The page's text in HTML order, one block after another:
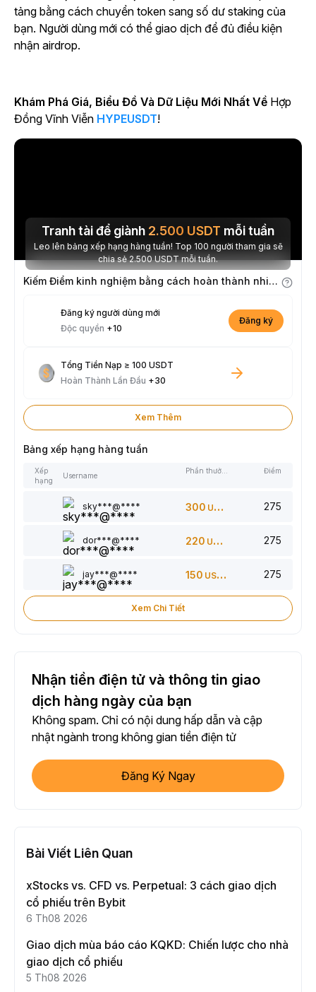
tảng bằng cách chuyển token sang số dư staking của
bạn. Người dùng mới có thể giao dịch để đủ điều kiện
nhận airdrop.
Khám Phá Giá, Biểu Đồ Và Dữ Liệu Mới Nhất Về Hợp
Đồng Vĩnh Viễn HYPEUSDT!
Tranh tài để giành 2.500 USDT mỗi tuần
Leo lên bảng xếp hạng hàng tuần! Top 100 người tham gia sẽ
chia sẻ 2.500 USDT mỗi tuần.
Kiếm Điểm kinh nghiệm bằng cách hoàn thành nhiệm vụ
Đăng ký người dùng mới
Độc quyền +10
Đăng ký
Tổng Tiền Nạp ≥ 100 USDT
Hoàn Thành Lần Đầu +30
Xem Thêm
Bảng xếp hạng hàng tuần
Xếp
hạng
Username
Điểm
sky***@**** 300 USDT 275
dor***@**** 220 USDT 275
jay***@**** 150 USDT 275
Xem Chi Tiết
Nhận tiền điện tử và thông tin giao
dịch hàng ngày của bạn
Không spam. Chỉ có nội dung hấp dẫn và cập
nhật ngành trong không gian tiền điện tử
Đăng Ký Ngay
Bài Viết Liên Quan
xStocks vs. CFD vs. Perpetual: 3 cách giao dịch
cổ phiếu trên Bybit
6 Th08 2026
Giao dịch mùa báo cáo KQKD: Chiến lược cho nhà
giao dịch cổ phiếu
5 Th08 2026